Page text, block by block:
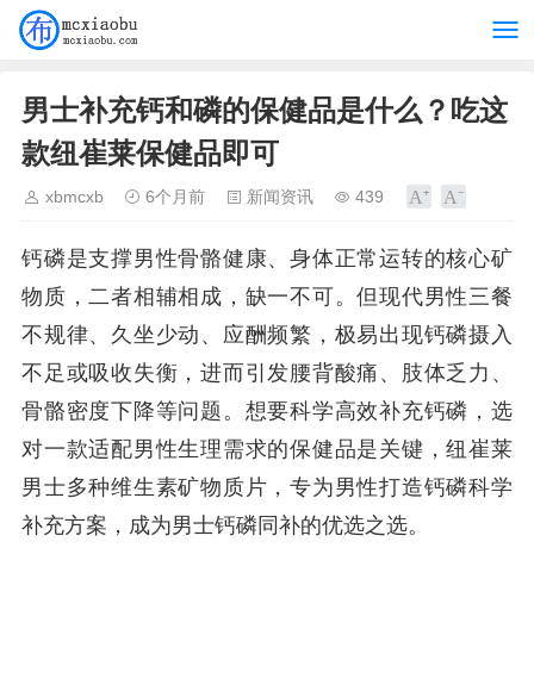
男士补充钙和磷的保健品是什么？吃这
款纽崔莱保健品即可
xbmcxb 6个月前 新闻资讯 439
钙磷是支撑男性骨骼健康、身体正常运转的核心矿
物质，二者相辅相成，缺一不可。但现代男性三餐
不规律、久坐少动、应酬频繁，极易出现钙磷摄入
不足或吸收失衡，进而引发腰背酸痛、肢体乏力、
骨骼密度下降等问题。想要科学高效补充钙磷，选
对一款适配男性生理需求的保健品是关键，纽崔莱
男士多种维生素矿物质片，专为男性打造钙磷科学
补充方案，成为男士钙磷同补的优选之选。